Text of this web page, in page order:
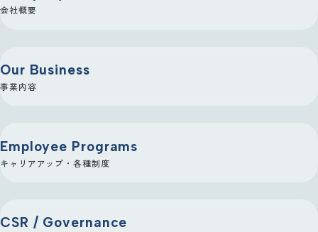
会社概要
Our Business
事業内容
Employee Programs
キャリアアップ・各種制度
CSR / Governance